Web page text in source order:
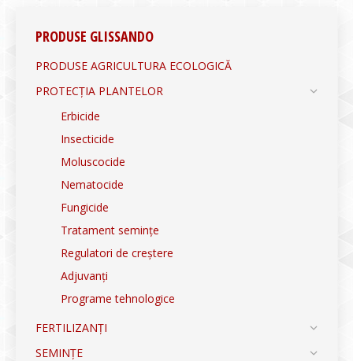
PRODUSE GLISSANDO
PRODUSE AGRICULTURA ECOLOGICĂ
PROTECȚIA PLANTELOR
Erbicide
Insecticide
Moluscocide
Nematocide
Fungicide
Tratament semințe
Regulatori de creștere
Adjuvanți
Programe tehnologice
FERTILIZANȚI
SEMINȚE